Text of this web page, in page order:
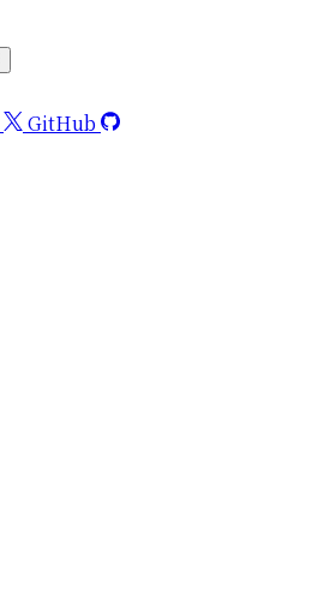
GitHub